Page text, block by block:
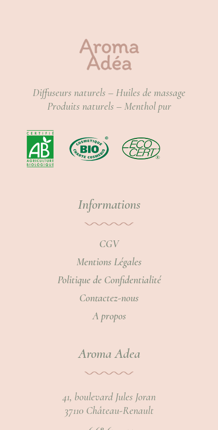
Diffuseurs naturels – Huiles de massage
Produits naturels – Menthol pur
Informations
CGV
Mentions Légales
Politique de Confidentialité
Contactez-nous
A propos
Aroma Adea
41, boulevard Jules Joran
37110 Château-Renault